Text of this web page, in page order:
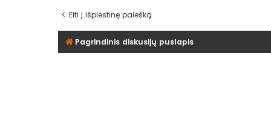
Eiti į išplėstinę paiešką
Pagrindinis diskusijų puslapis